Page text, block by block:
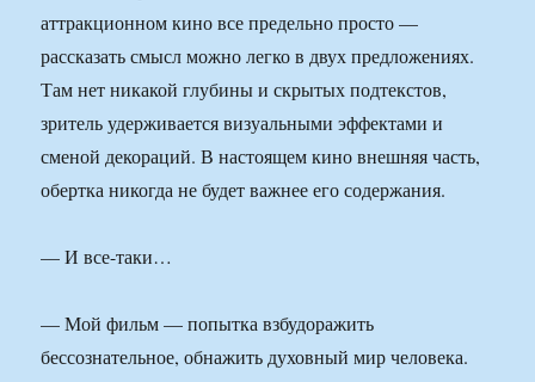
аттракционном кино все предельно просто —
рассказать смысл можно легко в двух предложениях.
Там нет никакой глубины и скрытых подтекстов,
зритель удерживается визуальными эффектами и
сменой декораций. В настоящем кино внешняя часть,
обертка никогда не будет важнее его содержания.
— И все-таки…
— Мой фильм — попытка взбудоражить
бессознательное, обнажить духовный мир человека.